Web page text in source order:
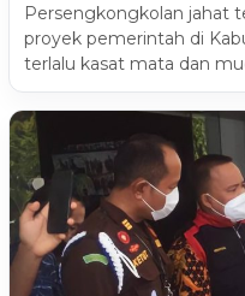
Persengkongkolan jahat
proyek pemerintah di
terlalu kasat mata dan